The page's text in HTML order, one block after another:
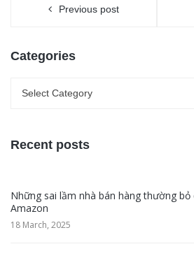
Previous post
Categories
Select Category
Recent posts
Những sai lầm nhà bán hàng thường
Amazon
18 March, 2025